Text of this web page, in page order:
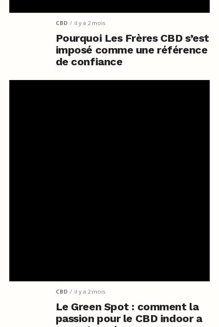
CBD il y a 2 mois
Pourquoi Les Frères CBD s’est
imposé comme une référence
de confiance
CBD il y a 2 mois
Le Green Spot : comment la
passion pour le CBD indoor a